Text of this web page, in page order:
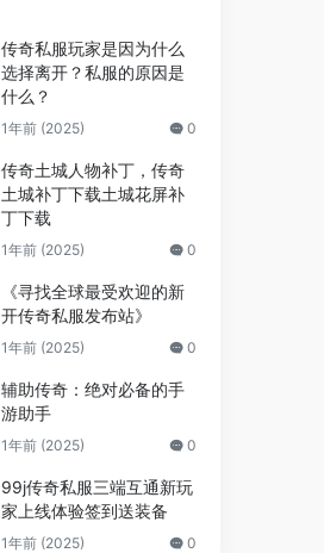
传奇私服玩家是因为什么
选择离开？私服的原因是
什么？
1年前 (2025) 0
传奇土城人物补丁，传奇
土城补丁下载土城花屏补
丁下载
1年前 (2025) 0
《寻找全球最受欢迎的新
开传奇私服发布站》
1年前 (2025) 0
辅助传奇：绝对必备的手
游助手
1年前 (2025) 0
99j传奇私服三端互通新玩
家上线体验签到送装备
1年前 (2025) 0